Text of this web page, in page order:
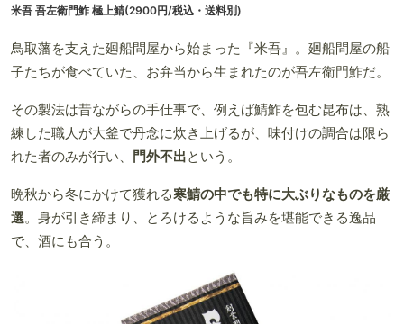
米吾 吾左衛門鮓 極上鯖(2900円/税込・送料別)
鳥取藩を支えた廻船問屋から始まった『米吾』。廻船問屋の船
子たちが食べていた、お弁当から生まれたのが吾左衛門鮓だ。
その製法は昔ながらの手仕事で、例えば鯖鮓を包む昆布は、熟
練した職人が大釜で丹念に炊き上げるが、味付けの調合は限ら
れた者のみが行い、
門外不出という。
晩秋から冬にかけて獲れる寒鯖の中でも特に大ぶりなものを厳
選。身が引き締まり、とろけるような旨みを堪能できる逸品
で、酒にも合う。